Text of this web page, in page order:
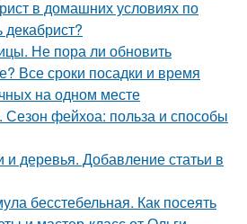
в домашних условиях по
декабрист?
Не пора ли обновить
Все сроки посадки и время
на одном месте
Сезон фейхоа: польза и способы
и деревья. Добавление статьи в
бесстебельная. Как посеять